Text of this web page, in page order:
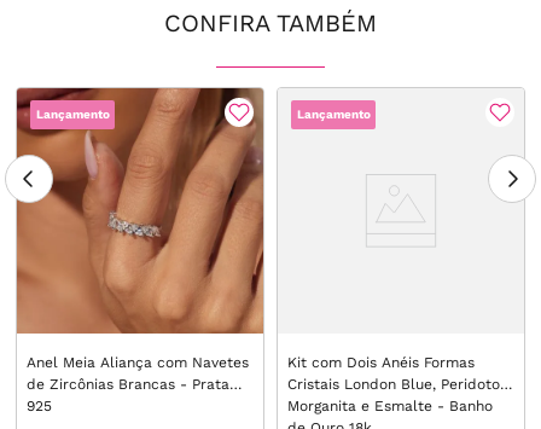
CONFIRA TAMBÉM
Lançamento
Anel Meia Aliança com Navetes
de Zircônias Brancas - Prata
925
Lançamento
Kit com Dois Anéis Formas
Cristais London Blue, Peridoto,
Morganita e Esmalte - Banho